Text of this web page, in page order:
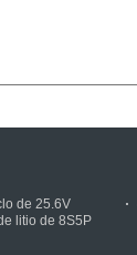
de 25.6V
litio de 8S5P